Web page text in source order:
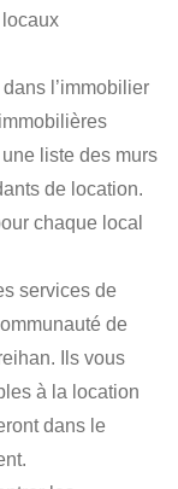
locaux
l’immobilier
liste des murs
de location.
chaque local
services de
de
Ils vous
à la location
dans le